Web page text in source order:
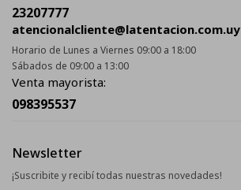
23207777
atencionalcliente@latentacion.com.uy
Horario de Lunes a Viernes 09:00 a 18:00
Sábados de 09:00 a 13:00
Venta mayorista:
098395537
Newsletter
¡Suscribite y recibí todas nuestras novedades!